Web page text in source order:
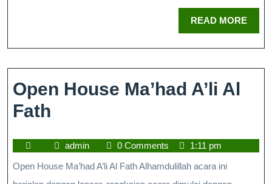
READ MORE
Open House Ma’had A’li Al
Fath
admin 0 Comments
1:11 pm
Open House Ma’had A’li Al Fath Alhamdulillah acara ini